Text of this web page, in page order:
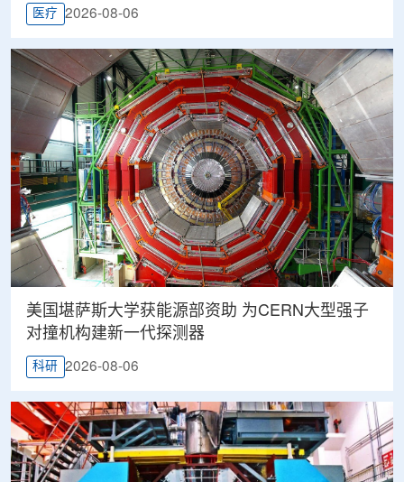
医疗 2026-08-06
美国堪萨斯大学获能源部资助 为CERN大型强子
对撞机构建新一代探测器
科研 2026-08-06